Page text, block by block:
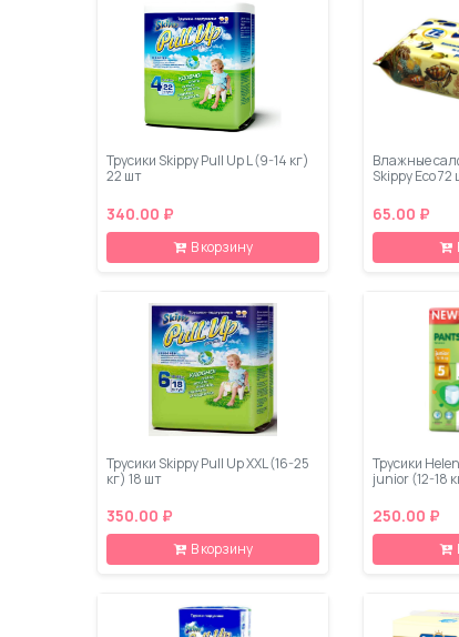
Трусики Skippy Pull Up L (9-14 кг)
22 шт
340.00 ₽
В корзину
Влажные
Skippy Eco 72
65.00 ₽
Трусики Skippy Pull Up XXL (16-25
кг) 18 шт
350.00 ₽
В корзину
Трусики
junior (12-18
250.00 ₽